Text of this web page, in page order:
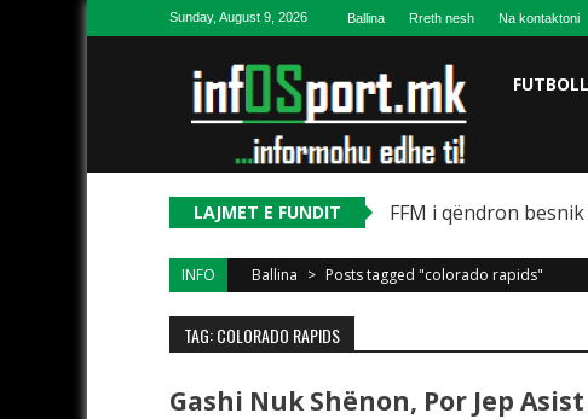
Skip to contentSunday, August 9, 2026 Ballina Rreth nesh Na kontaktoni
FUTBOLL
LAJMET E FUNDIT FFM i qëndron
INFO Ballina > Posts tagged "colorado rapids"
TAG: COLORADO RAPIDS
Gashi Nuk Shënon, Por Jep